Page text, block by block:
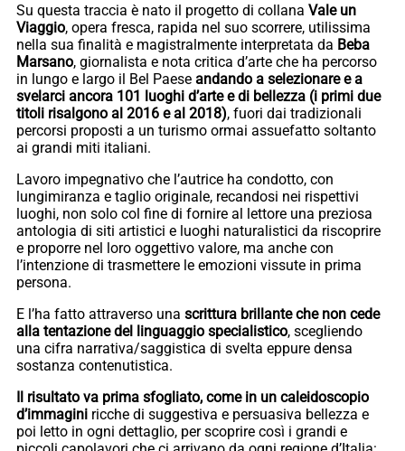
Su questa traccia è nato il progetto di collana Vale un
Viaggio, opera fresca, rapida nel suo scorrere, utilissima
nella sua finalità e magistralmente interpretata da Beba
Marsano, giornalista e nota critica d’arte che ha percorso
in lungo e largo il Bel Paese andando a selezionare e a
svelarci ancora 101 luoghi d’arte e di bellezza (i primi due
titoli risalgono al 2016 e al 2018), fuori dai tradizionali
percorsi proposti a un turismo ormai assuefatto soltanto
ai grandi miti italiani.
Lavoro impegnativo che l’autrice ha condotto, con
lungimiranza e taglio originale, recandosi nei rispettivi
luoghi, non solo col fine di fornire al lettore una preziosa
antologia di siti artistici e luoghi naturalistici da riscoprire
e proporre nel loro oggettivo valore, ma anche con
l’intenzione di trasmettere le emozioni vissute in prima
persona.
E l’ha fatto attraverso una scrittura brillante che non cede
alla tentazione del linguaggio specialistico, scegliendo
una cifra narrativa/saggistica di svelta eppure densa
sostanza contenutistica.
Il risultato va prima sfogliato, come in un caleidoscopio
d’immagini ricche di suggestiva e persuasiva bellezza e
poi letto in ogni dettaglio, per scoprire così i grandi e